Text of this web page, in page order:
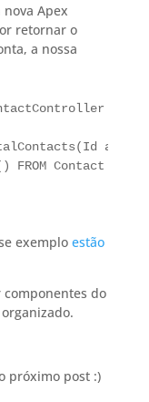
Apex
retornar o
a nossa
{
FROM Contact
exemplo estão
componentes do
próximo post :)